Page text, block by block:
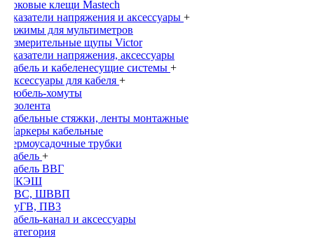
Токовые клещи Mastech
Указатели напряжения и аксессуары +
Зажимы для мультиметров
Измерительные щупы Victor
Указатели напряжения, аксессуары
Кабель и кабеленесущие системы +
Аксессуары для кабеля +
Дюбель-хомуты
Изолента
Кабельные стяжки, ленты монтажные
Маркеры кабельные
Термоусадочные трубки
Кабель +
Кабель ВВГ
МКЭШ
ПВС, ШВВП
ПуГВ, ПВ3
Кабель-канал и аксессуары
Категория